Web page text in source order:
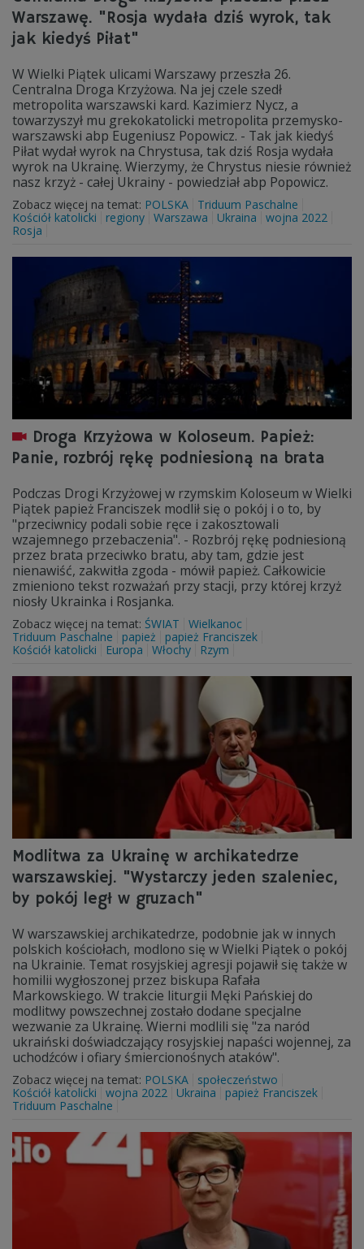
Warszawę. "Rosja wydała dziś wyrok, tak
jak kiedyś Piłat"
W Wielki Piątek ulicami Warszawy przeszła 26.
Centralna Droga Krzyżowa. Na jej czele szedł
metropolita warszawski kard. Kazimierz Nycz, a
towarzyszył mu grekokatolicki metropolita przemysko-
warszawski abp Eugeniusz Popowicz. - Tak jak kiedyś
Piłat wydał wyrok na Chrystusa, tak dziś Rosja wydała
wyrok na Ukrainę. Wierzymy, że Chrystus niesie również
nasz krzyż - całej Ukrainy - powiedział abp Popowicz.
Zobacz więcej na temat: POLSKA
Triduum Paschalne
Kościół katolicki
regiony Warszawa Ukraina
wojna 2022
Rosja
Droga Krzyżowa w Koloseum. Papież:
Panie, rozbrój rękę podniesioną na brata
Podczas Drogi Krzyżowej w rzymskim Koloseum w Wielki
Piątek papież Franciszek modlił się o pokój i o to, by
"przeciwnicy podali sobie ręce i zakosztowali
wzajemnego przebaczenia". - Rozbrój rękę podniesioną
przez brata przeciwko bratu, aby tam, gdzie jest
nienawiść, zakwitła zgoda - mówił papież. Całkowicie
zmieniono tekst rozważań przy stacji, przy której krzyż
niosły Ukrainka i Rosjanka.
Zobacz więcej na temat: ŚWIAT
Wielkanoc
Triduum Paschalne
papież
papież Franciszek
Kościół katolicki
Europa Włochy Rzym
Modlitwa za Ukrainę w archikatedrze
warszawskiej. "Wystarczy jeden szaleniec,
by pokój legł w gruzach"
W warszawskiej archikatedrze, podobnie jak w innych
polskich kościołach, modlono się w Wielki Piątek o pokój
na Ukrainie. Temat rosyjskiej agresji pojawił się także w
homilii wygłoszonej przez biskupa Rafała
Markowskiego. W trakcie liturgii Męki Pańskiej do
modlitwy powszechnej zostało dodane specjalne
wezwanie za Ukrainę. Wierni modlili się "za naród
ukraiński doświadczający rosyjskiej napaści wojennej, za
uchodźców i ofiary śmiercionośnych ataków".
Zobacz więcej na temat: POLSKA
społeczeństwo
Kościół katolicki
wojna 2022 Ukraina
papież Franciszek
Triduum Paschalne